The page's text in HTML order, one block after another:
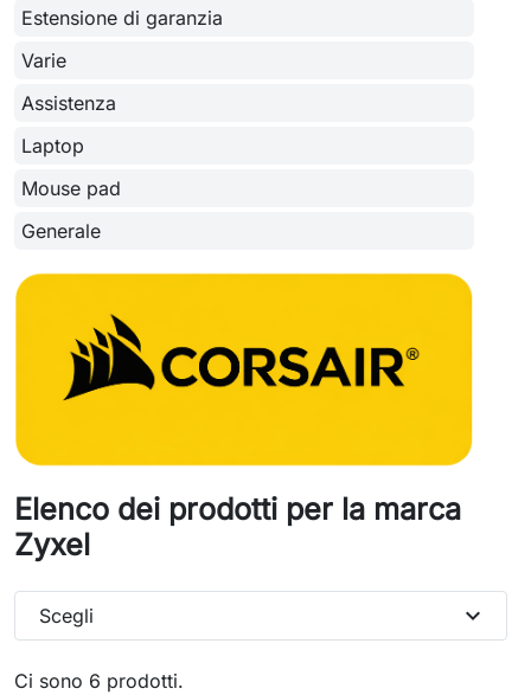
Estensione di garanzia
Varie
Assistenza
Laptop
Mouse pad
Generale
Elenco dei prodotti per la marca
Zyxel
Ci sono 6 prodotti.
Scegli expand_more